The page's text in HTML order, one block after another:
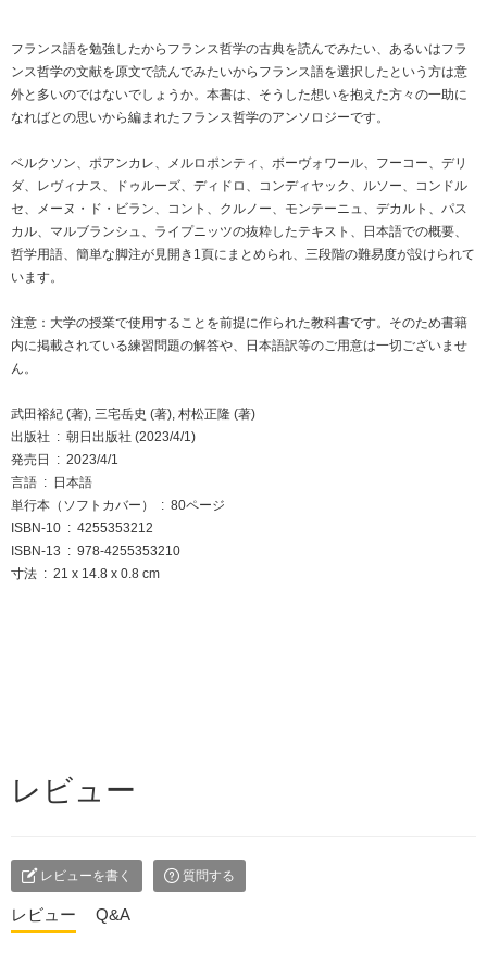
フランス語を勉強したからフランス哲学の古典を読んでみたい、あるいはフラ
ンス哲学の文献を原文で読んでみたいからフランス語を選択したという方は意
外と多いのではないでしょうか。本書は、そうした想いを抱えた方々の一助に
なればとの思いから編まれたフランス哲学のアンソロジーです。
ベルクソン、ポアンカレ、メルロポンティ、ボーヴォワール、フーコー、デリ
ダ、レヴィナス、ドゥルーズ、ディドロ、コンディヤック、ルソー、コンドル
セ、メーヌ・ド・ビラン、コント、クルノー、モンテーニュ、デカルト、パス
カル、マルブランシュ、ライプニッツの抜粋したテキスト、日本語での概要、
哲学用語、簡単な脚注が見開き1頁にまとめられ、三段階の難易度が設けられて
います。
注意：大学の授業で使用することを前提に作られた教科書です。そのため書籍
内に掲載されている練習問題の解答や、日本語訳等のご用意は一切ございませ
ん。
武田裕紀 (著), 三宅岳史 (著), 村松正隆 (著)
出版社 ‏ : ‎ 朝日出版社 (2023/4/1)
発売日 ‏ : ‎ 2023/4/1
言語 ‏ : ‎ 日本語
単行本（ソフトカバー） ‏ : ‎ 80ページ
ISBN-10 ‏ : ‎ 4255353212
ISBN-13 ‏ : ‎ 978-4255353210
寸法 ‏ : ‎ 21 x 14.8 x 0.8 cm
レビュー
レビューを書く 質問する
レビュー Q&A